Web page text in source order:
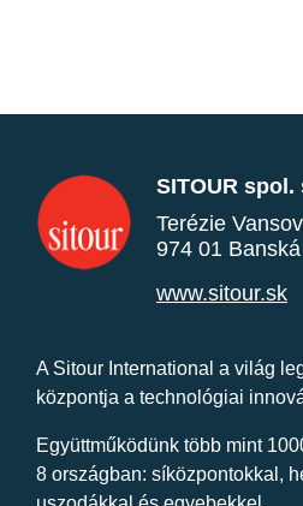
SITOUR spol.
Terézie
974 01
www.sitour.sk
A Sitour International a világ
központja a technológiai
Együttműködünk több mint
8 országban: síközpontokkal,